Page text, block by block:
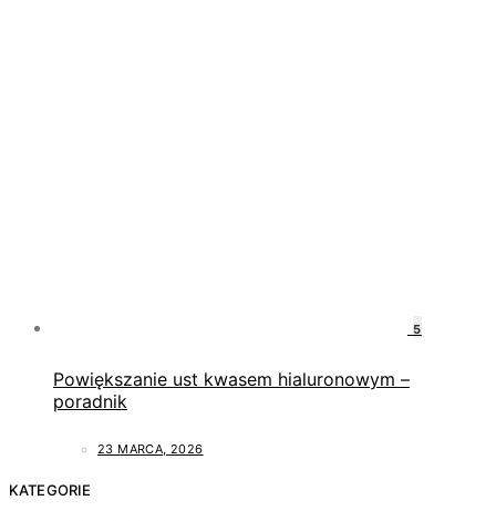
5
Powiększanie ust kwasem hialuronowym –
poradnik
23 MARCA, 2026
KATEGORIE